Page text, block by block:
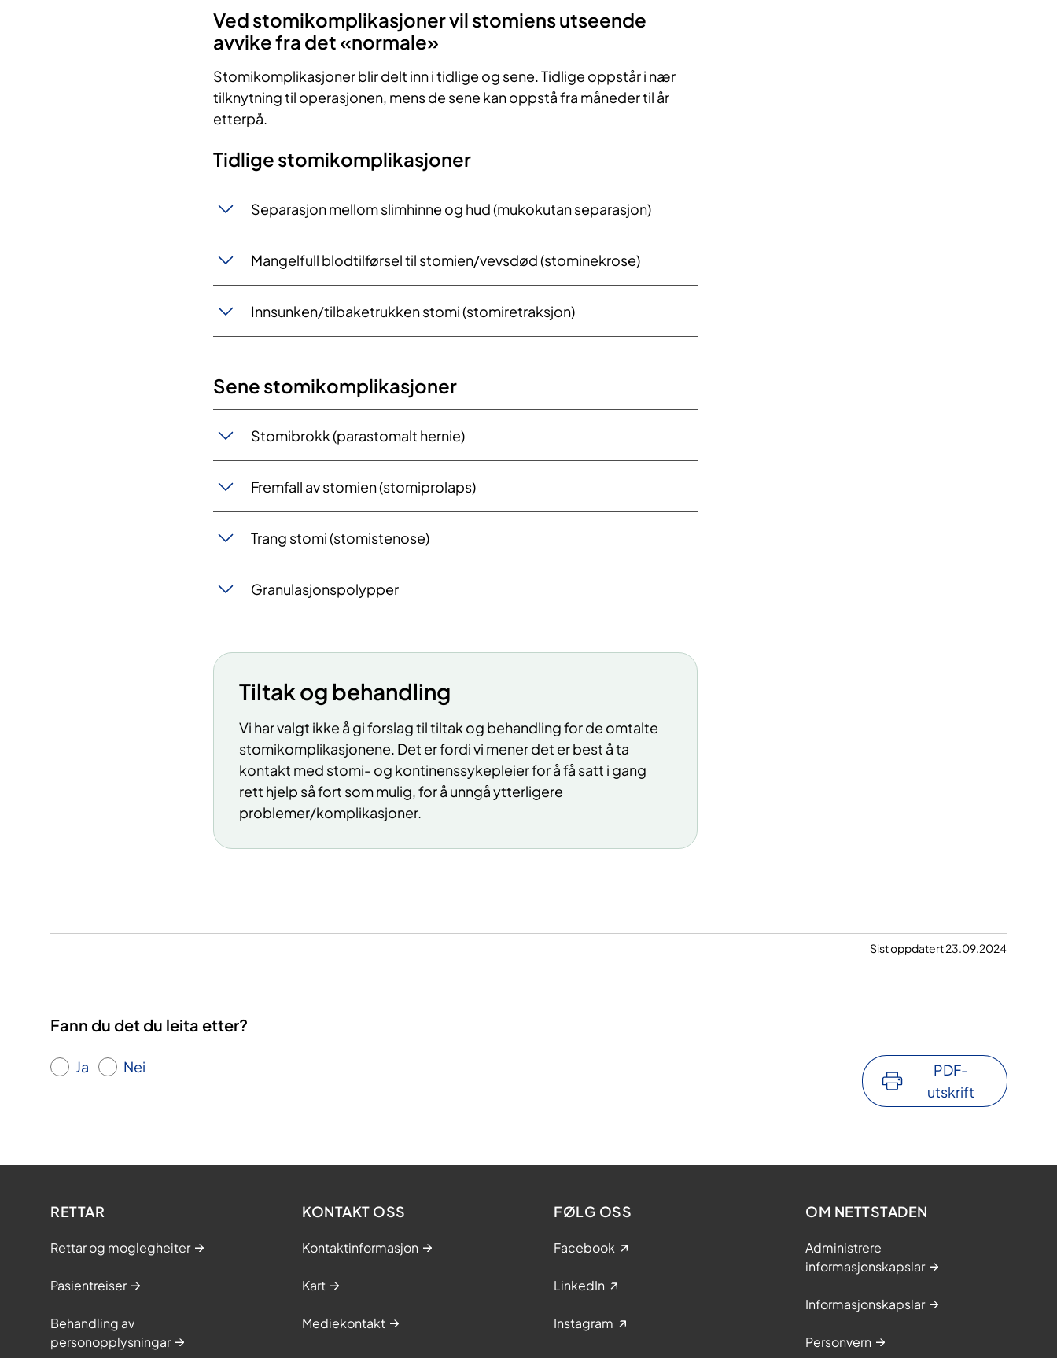
Ved stomikomplikasjoner vil stomiens utseende
avvike fra det «normale»
Stomikomplikasjoner blir delt inn i tidlige og sene. Tidlige oppstår i nær
tilknytning til operasjonen, mens de sene kan oppstå fra måneder til år
etterpå.
Tidlige stomikomplikasjoner
Separasjon mellom slimhinne og hud (mukokutan separasjon)
Mangelfull blodtilførsel til stomien/vevsdød (stominekrose)
Innsunken/tilbaketrukken stomi (stomiretraksjon)
Sene stomikomplikasjoner
Stomibrokk (parastomalt hernie)
Fremfall av stomien (stomiprolaps)
Trang stomi (stomistenose)
Granulasjonspolypper
Tiltak og behandling
Vi har valgt ikke å gi forslag til tiltak og behandling for de omtalte
stomikomplikasjonene. Det er fordi vi mener det er best å ta
kontakt med stomi- og kontinenssykepleier for å få satt i gang
rett hjelp så fort som mulig, for å unngå ytterligere
problemer/komplikasjoner.
Sist oppdatert 23.09.2024
Fann du det du leita etter?
Ja Nei
PDF-
utskrift
RETTAR
Rettar og moglegheiter
Pasientreiser
Behandling av
personopplysningar
KONTAKT OSS
Kontaktinformasjon
Kart
Mediekontakt
FØLG OSS
Facebook
LinkedIn
Instagram
OM NETTSTADEN
Administrere
informasjonskapslar
Informasjonskapslar
Personvern